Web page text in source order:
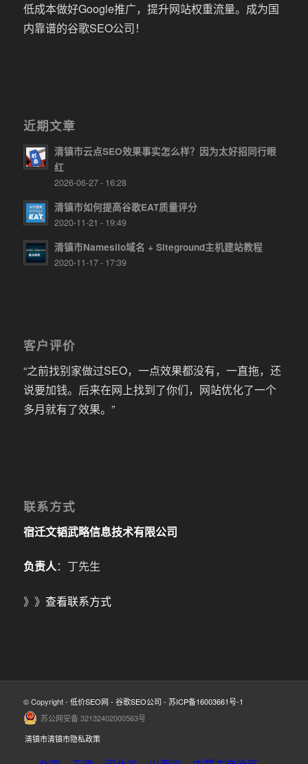
低成本做好Google推广，提升网站权重流量。成为国
内靠谱的谷歌SEO公司！
近期文章
清镇市云点SEO效果事实怎么样？因为太好招同行眼
红
2026-06-27 - 16:28
清镇市如何提高谷歌EAT质量评分
2020-11-21 - 19:49
清镇市Namesilo域名 + Siteground主机建站教程
2020-11-17 - 17:39
客户评价
“之前找别家做过SEO，一点效果都没有，一直拖，还
说要加钱。后来在网上找到了你们，网站优化了一个
多月就有了效果。”
联系方式
宿迁文韬武略信息技术有限公司
负责人：丁先生
》》 查看联系方式
© Copyright - 低价SEO网 - 谷歌SEO公司 - 苏ICP备16003661号-1
苏公网安备 32132402000563号
清镇市清镇市隐私政策